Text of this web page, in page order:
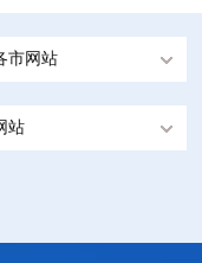
市网站
站